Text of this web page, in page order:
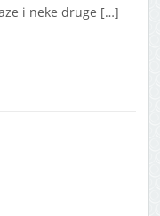
i neke druge […]